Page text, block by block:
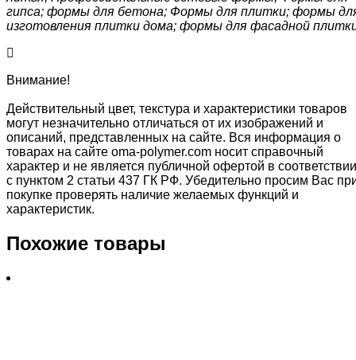
гипса; формы для бетона; Формы для плитки; формы
изготовления плитки дома; формы для фасадной
Внимание!
Действительный цвет, текстура и характеристики товаров
могут незначительно отличаться от их изображений и
описаний, представленных на сайте. Вся информация о
товарах на сайте oma-polymer.com носит справочный
характер и не является публичной офертой в соответствии
с пунктом 2 статьи 437 ГК РФ. Убедительно просим Вас
покупке проверять наличие желаемых функций и
характеристик.
Похожие товары